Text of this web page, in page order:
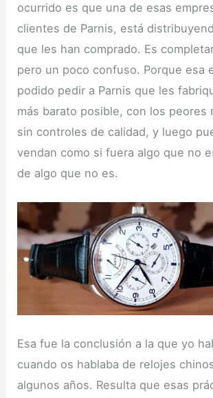
ocurrido es que una de esas
clientes de Parnis, está
que les han comprado. Es
pero un poco confuso. Porque esa
podido pedir a Parnis que les
más barato posible, con los peores
sin controles de calidad, y luego
vendan como si fuera algo que no
de algo que no es.
Esa fue la conclusión a la que yo
cuando os hablaba de relojes
algunos años. Resulta que esas